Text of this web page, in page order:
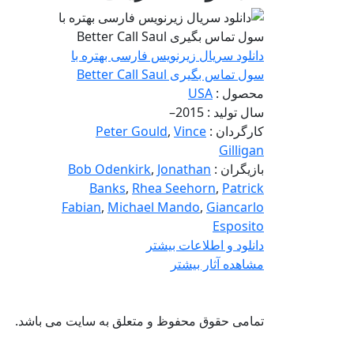
دانلود سریال زیرنویس فارسی بهتره با
سول تماس بگیری Better Call Saul
محصول : USA
سال تولید : 2015–
کارگردان :
Peter Gould, Vince
Gilligan
بازیگران :
Bob Odenkirk, Jonathan
Banks, Rhea Seehorn, Patrick
Fabian, Michael Mando, Giancarlo
Esposito
دانلود و اطلاعات بیشتر
مشاهده آثار بیشتر
تمامی حقوق محفوظ و متعلق به سایت می باشد.